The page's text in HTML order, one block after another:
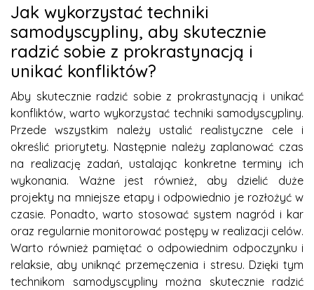
Jak wykorzystać techniki
samodyscypliny, aby skutecznie
radzić sobie z prokrastynacją i
unikać konfliktów?
Aby skutecznie radzić sobie z prokrastynacją i unikać
konfliktów, warto wykorzystać techniki samodyscypliny.
Przede wszystkim należy ustalić realistyczne cele i
określić priorytety. Następnie należy zaplanować czas
na realizację zadań, ustalając konkretne terminy ich
wykonania. Ważne jest również, aby dzielić duże
projekty na mniejsze etapy i odpowiednio je rozłożyć w
czasie. Ponadto, warto stosować system nagród i kar
oraz regularnie monitorować postępy w realizacji celów.
Warto również pamiętać o odpowiednim odpoczynku i
relaksie, aby uniknąć przemęczenia i stresu. Dzięki tym
technikom samodyscypliny można skutecznie radzić